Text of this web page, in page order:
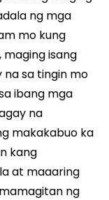
ng mga
mo kung
maging isang
sa tingin mo
ibang mga
na
makakabuo ka
kang
at maaaring
ng